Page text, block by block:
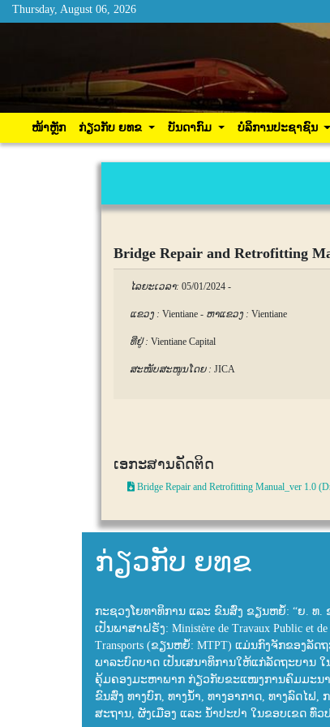
Thursday, August 06, 2026
ໜ້າຫຼັກ ກ່ຽວກັບ ຍທຂ ບັນດາກົມ ບໍ
Thursday, August 06, 2026
ໜ້າຫຼັກ ກ່ຽວກັບ ຍທຂ ບັນດາກົມ ບໍລິການປະຊາຊົນ
Bridge Repair and Retrofitting
ໄລຍະເວລາ: 05/01/2024 -
ແຂວງ : Vientiane - ຫາແຂວງ : Vientiane
ທີ່ຢູ່ : Vientiane Capital
ສະໜັບສະໜູນໂດຍ : JICA
ເອກະສານຄັດຕິດ
Bridge Repair and Retrofitting Manual_ver 1.0
ກ່ຽວກັບ ຍທຂ
ກະຊວງໂຍທາທິການ ແລະ ຂົນສົ່ງ ຂຽນຫຍໍ້: “ຍ. ທ.
ເປັນພາສາຝຣັ່ງ: Ministère de Travaux Public et de
Transports (ຂຽນຫຍໍ້: MTPT) ແມ່ນກົງຈັກຂອງລັດ
ພາລະບົດບາດ ເປັນເສນາທິການໃຫ້ແກ່ລັດຖະບານ ໃ
ຄຸ້ມຄອງມະຫາພາກ ກ່ຽວກັບຂະແໜງການຄົມມະນ
ຂົນສົ່ງ ທາງບົກ, ທາງນ້ຳ, ທາງອາກາດ, ທາງລົດໄຟ,
ສະຖານ, ຜັງເມືອງ ແລະ ນ້ຳປະປາ ໃນຂອບເຂດ ທົ່ວ